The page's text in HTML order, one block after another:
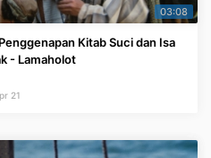
03:08
Kitab Suci dan Isa
- Lamaholot
21